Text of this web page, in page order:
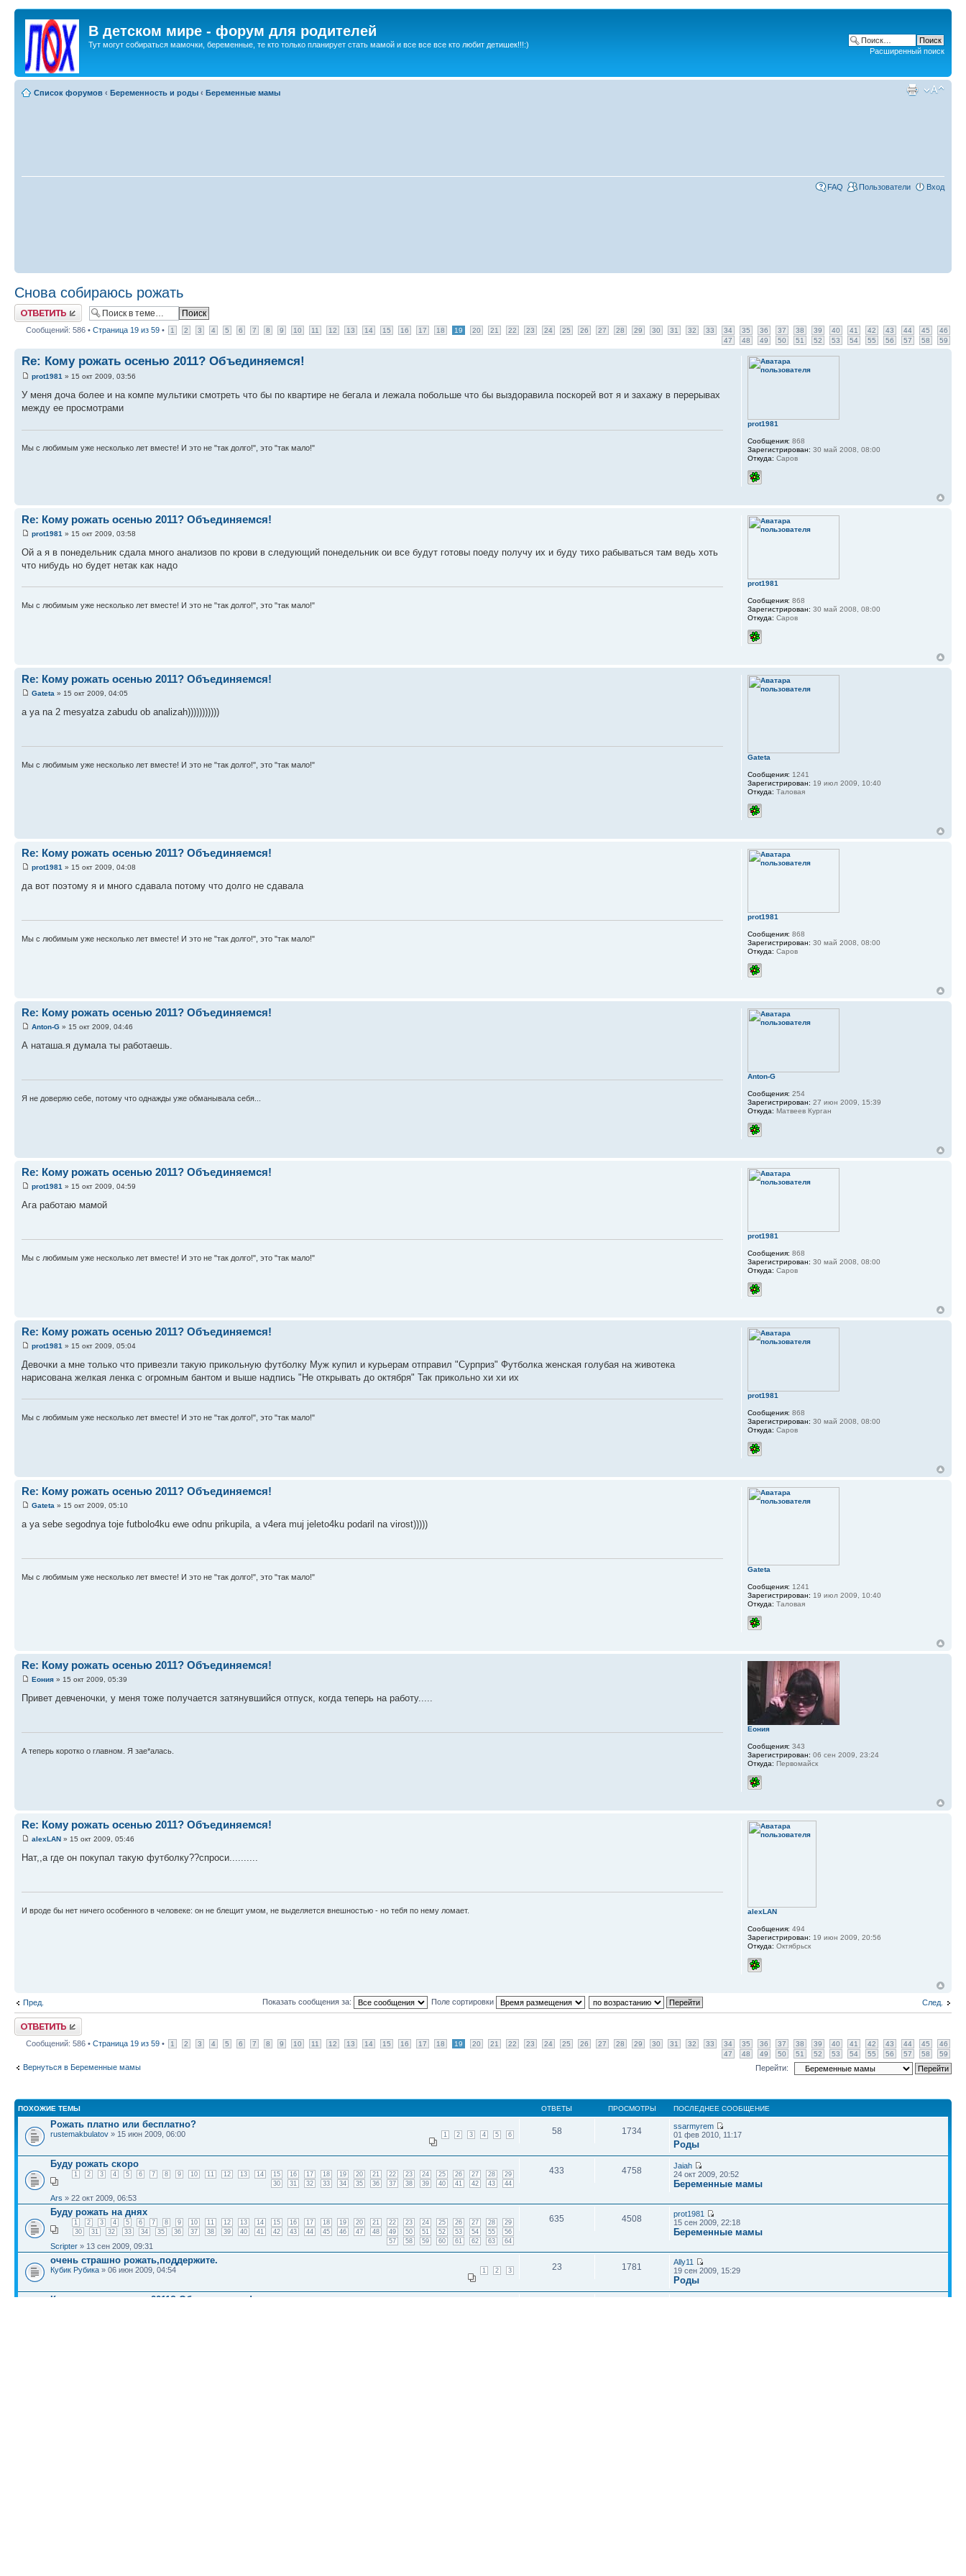
В детском мире - форум для родителей
Тут могут собираться мамочки, беременные, те кто только планирует стать мамой и все все все кто любит детишек!!!:)
Расширенный поиск
Список форумов ‹ Беременность и роды ‹ Беременные мамы
FAQ Пользователи Вход
Снова собираюсь рожать
Ответить
Сообщений: 586 • Страница 19 из 59 • 1 2 3 4 5 6 7 8 9 10 11 12 13 14 15 16 17 18 19 20 21 22 23 24 25 26 27 28 29 30 31 32 33 34 35 36 37 38 39 40 41 42 43 44 45
46
47
48 49 50 51 52 53 54 55 56 57 58 59
Re: Кому рожать осенью 2011? Объединяемся!
prot1981 » 15 окт 2009, 03:56
У меня доча более и на компе мультики смотреть что бы по квартире не бегала и лежала побольше что бы выздоравила поскорей вот я и захажу в перерывах
между ее просмотрами
Мы с любимым уже несколько лет вместе! И это не "так долго!", это "так мало!"
prot1981
Сообщения: 868
Зарегистрирован: 30 май 2008, 08:00
Откуда: Саров
Re: Кому рожать осенью 2011? Объединяемся!
prot1981 » 15 окт 2009, 03:58
Ой а я в понедельник сдала много анализов по крови в следующий понедельник ои все будут готовы поеду получу их и буду тихо рабываться там ведь хоть
что нибудь но будет нетак как надо
Мы с любимым уже несколько лет вместе! И это не "так долго!", это "так мало!"
prot1981
Сообщения: 868
Зарегистрирован: 30 май 2008, 08:00
Откуда: Саров
Re: Кому рожать осенью 2011? Объединяемся!
Gateta » 15 окт 2009, 04:05
a ya na 2 mesyatza zabudu ob analizah)))))))))))
Мы с любимым уже несколько лет вместе! И это не "так долго!", это "так мало!"
Gateta
Сообщения: 1241
Зарегистрирован: 19 июл 2009, 10:40
Откуда: Таловая
Re: Кому рожать осенью 2011? Объединяемся!
prot1981 » 15 окт 2009, 04:08
да вот поэтому я и много сдавала потому что долго не сдавала
Мы с любимым уже несколько лет вместе! И это не "так долго!", это "так мало!"
prot1981
Сообщения: 868
Зарегистрирован: 30 май 2008, 08:00
Откуда: Саров
Re: Кому рожать осенью 2011? Объединяемся!
Anton-G » 15 окт 2009, 04:46
А наташа.я думала ты работаешь.
Я не доверяю себе, потому что однажды уже обманывала себя...
Anton-G
Сообщения: 254
Зарегистрирован: 27 июн 2009, 15:39
Откуда: Матвеев Курган
Re: Кому рожать осенью 2011? Объединяемся!
prot1981 » 15 окт 2009, 04:59
Ага работаю мамой
Мы с любимым уже несколько лет вместе! И это не "так долго!", это "так мало!"
prot1981
Сообщения: 868
Зарегистрирован: 30 май 2008, 08:00
Откуда: Саров
Re: Кому рожать осенью 2011? Объединяемся!
prot1981 » 15 окт 2009, 05:04
Девочки а мне только что привезли такую прикольную футболку Муж купил и курьерам отправил "Сурприз" Футболка женская голубая на животека
нарисована желкая ленка с огромным бантом и выше надпись "Не открывать до октября" Так прикольно хи хи их
Мы с любимым уже несколько лет вместе! И это не "так долго!", это "так мало!"
prot1981
Сообщения: 868
Зарегистрирован: 30 май 2008, 08:00
Откуда: Саров
Re: Кому рожать осенью 2011? Объединяемся!
Gateta » 15 окт 2009, 05:10
a ya sebe segodnya toje futbolo4ku ewe odnu prikupila, a v4era muj jeleto4ku podaril na virost)))))
Мы с любимым уже несколько лет вместе! И это не "так долго!", это "так мало!"
Gateta
Сообщения: 1241
Зарегистрирован: 19 июл 2009, 10:40
Откуда: Таловая
Re: Кому рожать осенью 2011? Объединяемся!
Еония » 15 окт 2009, 05:39
Привет девченочки, у меня тоже получается затянувшийся отпуск, когда теперь на работу.....
А теперь коротко о главном. Я зае*алась.
Еония
Сообщения: 343
Зарегистрирован: 06 сен 2009, 23:24
Откуда: Первомайск
Re: Кому рожать осенью 2011? Объединяемся!
alexLAN » 15 окт 2009, 05:46
Нат,,а где он покупал такую футболку??спроси..........
И вроде бы нет ничего особенного в человеке: он не блещит умом, не выделяется внешностью - но тебя по нему ломает. alexLAN
Сообщения: 494
Зарегистрирован: 19 июн 2009, 20:56
Откуда: Октябрьск
Пред. След.
Показать сообщения за: Поле сортировки
Ответить
Сообщений: 586 • Страница 19 из 59 • 1 2 3 4 5 6 7 8 9 10 11 12 13 14 15 16 17 18 19 20 21 22 23 24 25 26 27 28 29 30 31 32 33 34 35 36 37 38 39 40 41 42 43 44 45
46
47
48 49 50 51 52 53 54 55 56 57 58 59
Вернуться в Беременные мамы Перейти:
ПОХОЖИЕ ТЕМЫ ОТВЕТЫ ПРОСМОТРЫ ПОСЛЕДНЕЕ СООБЩЕНИЕ
Рожать платно или бесплатно?
1 2 3 4 5 6
rustemakbulatov » 15 июн 2009, 06:00 58 1734
ssarmyrem
01 фев 2010, 11:17
Роды
Буду рожать скоро
1 2 3 4 5 6 7 8 9 10 11 12 13 14 15 16 17 18 19 20 21 22 23 24 25 26 27 28
29
30
31 32 33 34 35 36 37 38 39 40 41 42 43 44
Ars » 22 окт 2009, 06:53
433 4758
Jaiah
24 окт 2009, 20:52
Беременные мамы
Буду рожать на днях
1 2 3 4 5 6 7 8 9 10 11 12 13 14 15 16 17 18 19 20 21 22 23 24 25 26 27 28
29
30
31 32 33 34 35 36 37 38 39 40 41 42 43 44 45 46 47 48 49 50 51 52 53 54 55
56
57
58 59 60 61 62 63 64
Scripter » 13 сен 2009, 09:31
635 4508
prot1981
15 сен 2009, 22:18
Беременные мамы
очень страшно рожать,поддержите.
1 2 3
Кубик Рубика » 06 июн 2009, 04:54 23 1781
Ally11
19 сен 2009, 15:29
Роды
Кому рожать осенью 2011? Объединяемся!